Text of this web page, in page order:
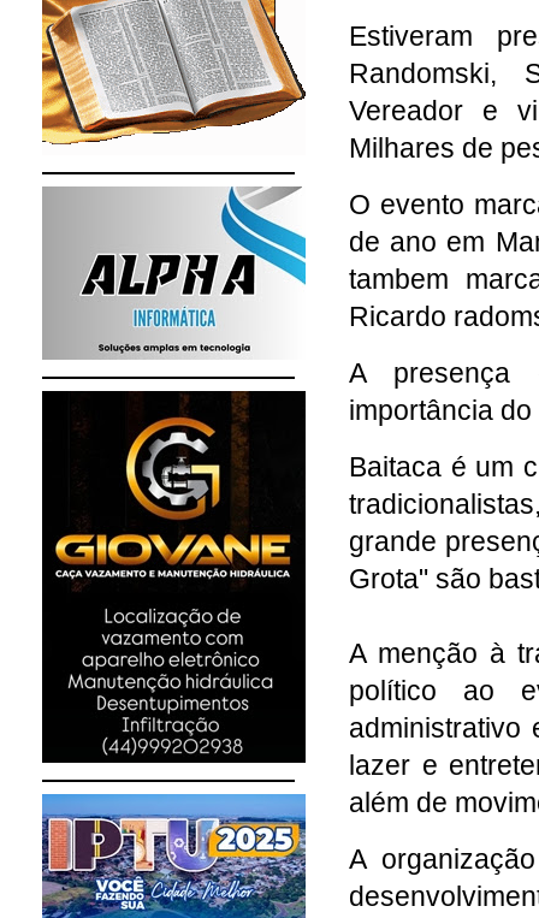
Estiveram
Randomski,
Vereador e
Milhares de
O evento
de ano em
tambem
Ricardo
A presença
importância
Baitaca é um
grande
Grota" são
A menção à
político ao
administrativo
lazer e
além de
A